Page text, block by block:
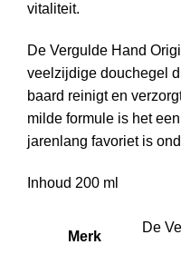
vitaliteit.
De Vergulde Hand
veelzijdige douchegel
baard reinigt en
milde formule is het
jarenlang favoriet is
Inhoud 200 ml
Merk
De